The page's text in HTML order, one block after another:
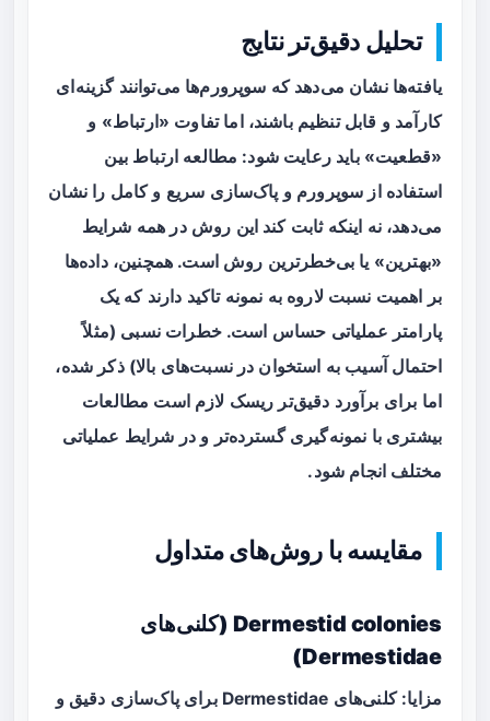
تحلیل دقیق‌تر نتایج
یافته‌ها نشان می‌دهد که سوپرورم‌ها می‌توانند گزینه‌ای
کارآمد و قابل تنظیم باشند، اما تفاوت «ارتباط» و
«قطعیت» باید رعایت شود: مطالعه ارتباط بین
استفاده از سوپرورم و پاک‌سازی سریع و کامل را نشان
می‌دهد، نه اینکه ثابت کند این روش در همه شرایط
«بهترین» یا بی‌خطرترین روش است. همچنین، داده‌ها
بر اهمیت نسبت لاروه به نمونه تاکید دارند که یک
پارامتر عملیاتی حساس است. خطرات نسبی (مثلاً
احتمال آسیب به استخوان در نسبت‌های بالا) ذکر شده،
اما برای برآورد دقیق‌تر ریسک لازم است مطالعات
بیشتری با نمونه‌گیری گسترده‌تر و در شرایط عملیاتی
مختلف انجام شود.
مقایسه با روش‌های متداول
Dermestid colonies (کلنی‌های
Dermestidae)
مزایا: کلنی‌های Dermestidae برای پاک‌سازی دقیق و